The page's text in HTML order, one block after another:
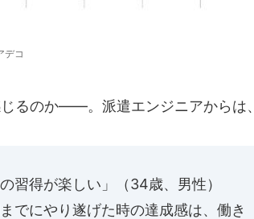
デコ
るのか――。派遣エンジニアからは、
習得が楽しい」（34歳、男性）
でにやり遂げた時の達成感は、働き